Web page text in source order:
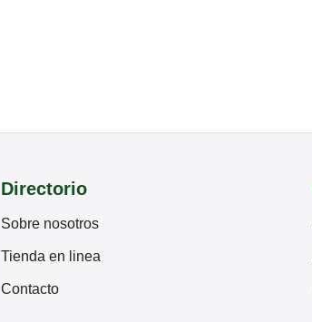
Directorio
Sobre nosotros
Tienda en linea
Contacto